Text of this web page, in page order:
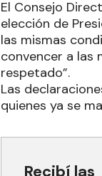
El Consejo
elección de
las mismas
convencer a las
respetado”.
Las
quienes ya se
Recibí las